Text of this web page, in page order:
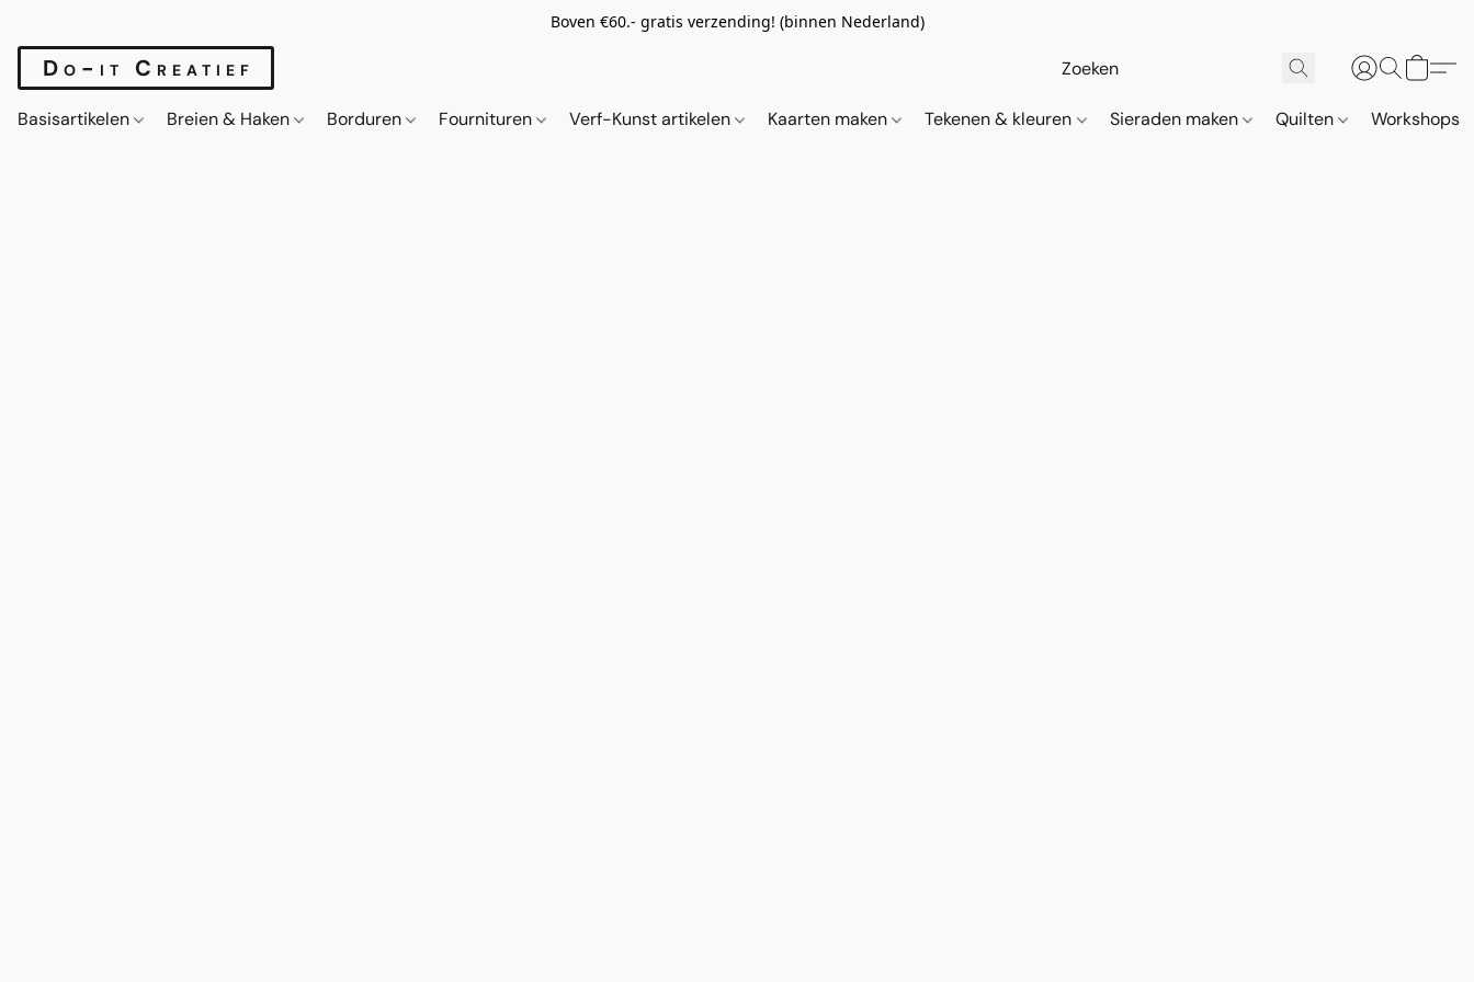
Boven €60.- gratis verzending! (binnen Nederland)
Do-it Creatief
Basisartikelen Breien & Haken Borduren Fournituren Verf-Kunst artikelen Kaarten maken Tekenen & kleuren Sieraden maken Quilten Workshops